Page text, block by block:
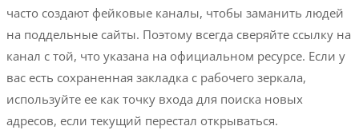
часто создают фейковые каналы, чтобы заманить людей
на поддельные сайты. Поэтому всегда сверяйте ссылку на
канал с той, что указана на официальном ресурсе. Если у
вас есть сохраненная закладка с рабочего зеркала,
используйте ее как точку входа для поиска новых
адресов, если текущий перестал открываться.